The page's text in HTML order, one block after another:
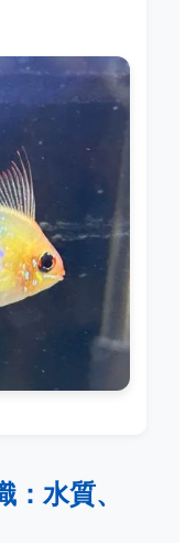
水質、